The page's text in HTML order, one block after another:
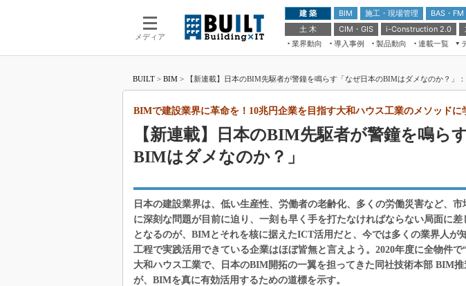
メディア
建 築 BIM 施工・現場管理 BAS・FM
土 木
CIM・GIS i-Construction 2.0
業界動向
導入事例 製品動向 連載一覧
ドローンがもたらす建設業界の“ゲー
ムチェンジ” Ver.2.0
脱3Kから新3Kへ導く建設×IT
“Society5.0”時代のスマートビル
第8回 国際 建設・測量展
築・土木・不動産の先端技
2020
日本 ものづくりワールド
メンテナンス・レジリエン
2019
IGAS2018
BUILT > BIM > 【新連載】日本のBIM先駆者が警鐘を鳴らす「なぜ日本のBIMはダメなのか？
【新連載】日本のBIM先駆者が警鐘を鳴ら
BIMはダメなのか？」
BIMで建設業界に革命を！10兆円企業を目指す大和ハウス工業のメソッドに
日本の建設業界は、低い生産性、労働者の老齢化、多くの労働災害など、
に深刻な問題が目前に迫り、一刻も早く手を打たなければならない局面に
となるのが、BIMとそれを核に据えたICT活用だと、今では多くの業界人が
工程で実践活用できている企業はほぼ皆無と言えよう。2020年度に全物件で
大和ハウス工業で、日本のBIM開拓の一翼を担ってきた同社技術本部 BIM
が、BIMを真に有効活用するための道標を示す。